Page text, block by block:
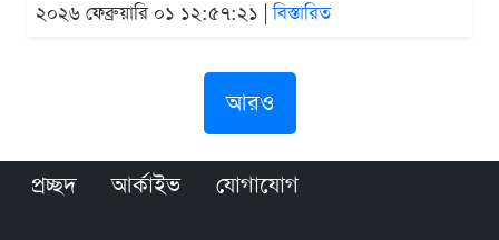
২০২৬ ফেব্রুয়ারি ০১ ১২:৫৭:২১ |বিস্তারিত
আরও
প্রচ্ছদ আর্কাইভ যোগাযোগ